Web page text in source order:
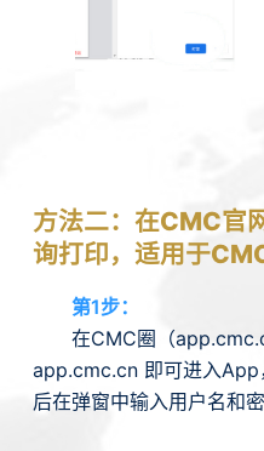
方法二：在CMC官
询打印，适用于
第1步：
在CMC圈（
app.cmc.cn 即可进入App
后在弹窗中输入用户名和